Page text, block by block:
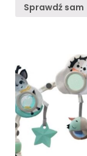
Sprawdź sam